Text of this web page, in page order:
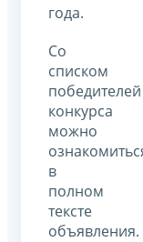
года.
Со
списком
победителей
конкурса
можно
в
полном
тексте
объявления.